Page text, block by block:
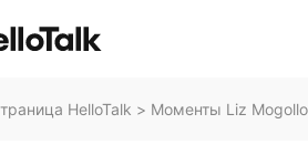
HelloTalk > Моменты Liz